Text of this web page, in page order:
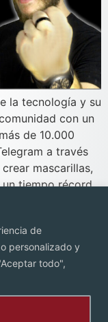
de
personalizado y
todo",
la tecnología y su
con un
de 10.000
a través
mascarillas,
tiempo récord